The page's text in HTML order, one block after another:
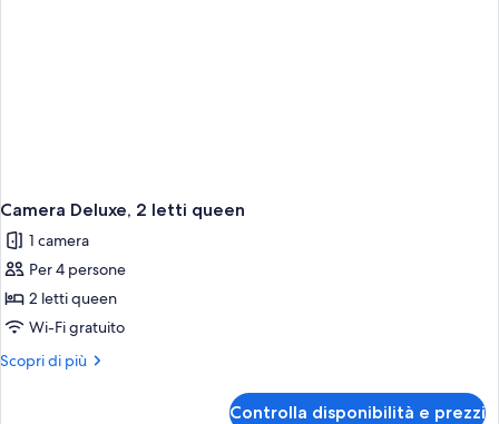
Camera Deluxe, 2 letti queen
1 camera
Per 4 persone
2 letti queen
Wi-Fi gratuito
Scopri di più
Altri
Controlla disponibilità e prezzi